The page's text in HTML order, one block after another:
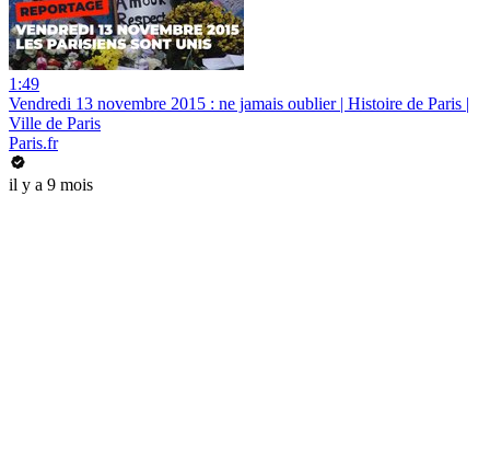
1:49
Vendredi 13 novembre 2015 : ne jamais oublier | Histoire de Paris |
Ville de Paris
Paris.fr
il y a 9 mois